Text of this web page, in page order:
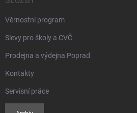
Věrnostní program
Slevy pro školy a CVČ
Prodejna a výdejna Poprad
Kontakty
Servisní práce